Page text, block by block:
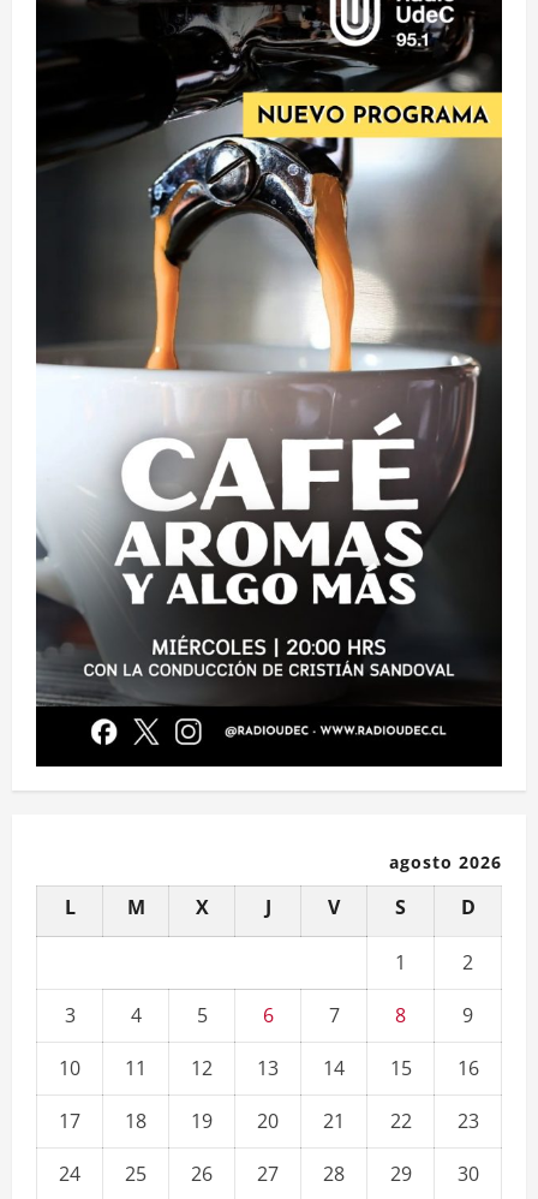
agosto 2026
L M X J V S D
1
2
3
4 5 6 7 8
9
10
11 12 13 14 15
16
17
18 19 20 21 22
23
24
25 26 27 28 29 30